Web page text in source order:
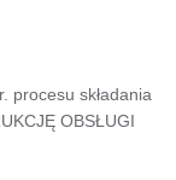
procesu składania
OBSŁUGI